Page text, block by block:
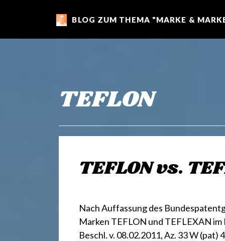
m
r
k
BLOG ZUM THEMA "MARKE &
TEFLON
TEFLON vs.
Nach Auffassung des
Marken TEFLON und TEFLEXAN
Beschl. v. 08.02.2011, Az. 33 W